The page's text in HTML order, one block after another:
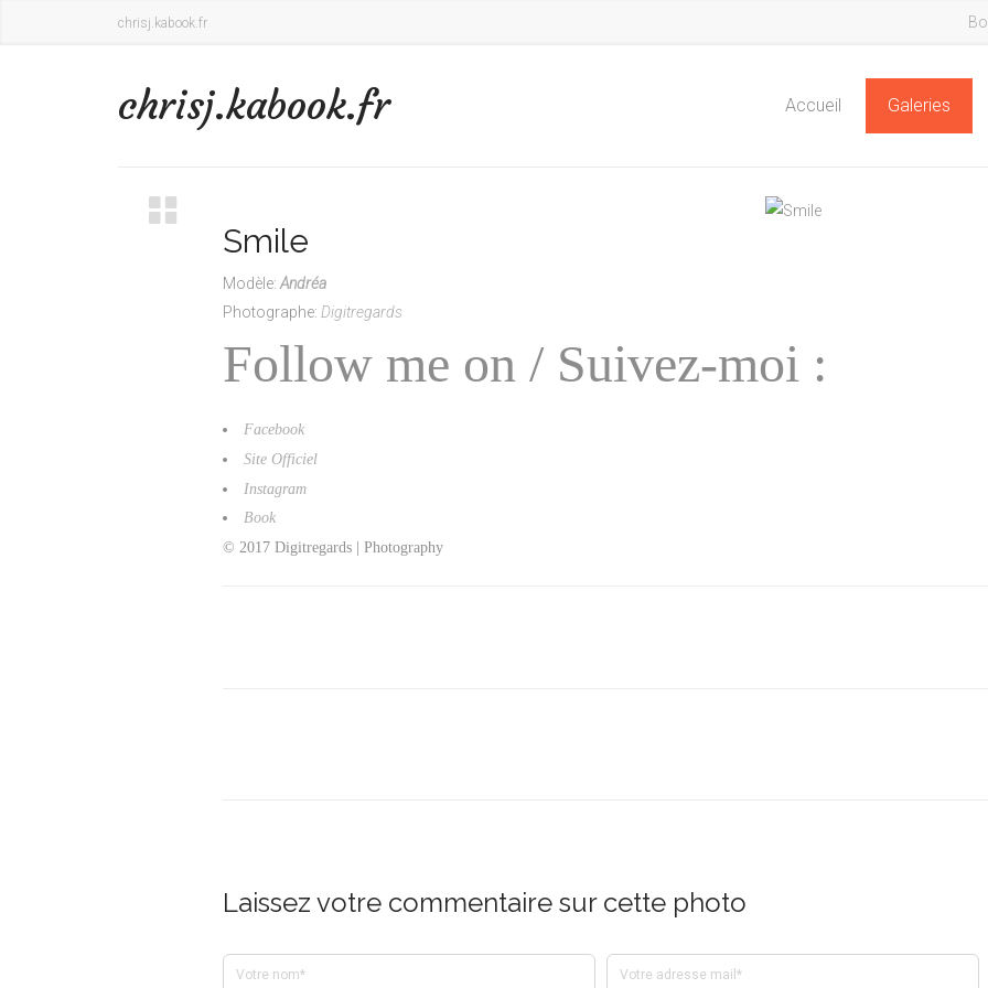
chrisj.kabook.fr
chrisj.kabook.fr Accueil Galeries
Smile
Modèle: Andréa
Photographe: Digitregards
Follow me on / Suivez-moi :
Facebook
Site Officiel
Instagram
Book
© 2017 Digitregards | Photography
Laissez votre commentaire sur cette photo